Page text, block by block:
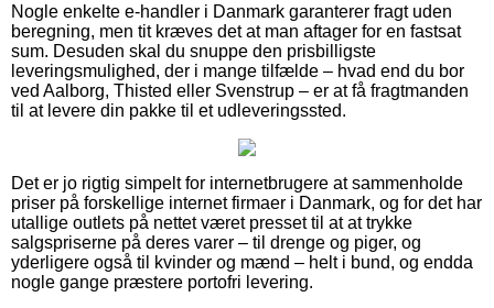
Nogle enkelte e-handler i Danmark garanterer fragt uden
beregning, men tit kræves det at man aftager for en fastsat
sum. Desuden skal du snuppe den prisbilligste
leveringsmulighed, der i mange tilfælde – hvad end du bor
ved Aalborg, Thisted eller Svenstrup – er at få fragtmanden
til at levere din pakke til et udleveringssted.
Det er jo rigtig simpelt for internetbrugere at sammenholde
priser på forskellige internet firmaer i Danmark, og for det har
utallige outlets på nettet været presset til at at trykke
salgspriserne på deres varer – til drenge og piger, og
yderligere også til kvinder og mænd – helt i bund, og endda
nogle gange præstere portofri levering.